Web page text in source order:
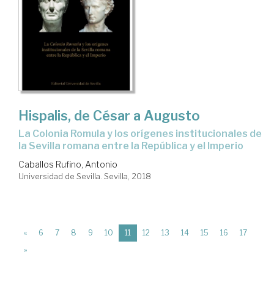
Hispalis, de César a Augusto
la Colonia Romula y los orígenes institucionales de
la Sevilla romana entre la República y el Imperio
Caballos Rufino, Antonio
Universidad de Sevilla. Sevilla, 2018
« 6 7 8 9 10 11 (current)
12 13 14 15 16
17
»